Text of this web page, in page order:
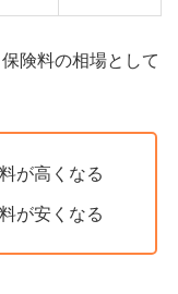
険料の相場として
が高くなる
が安くなる